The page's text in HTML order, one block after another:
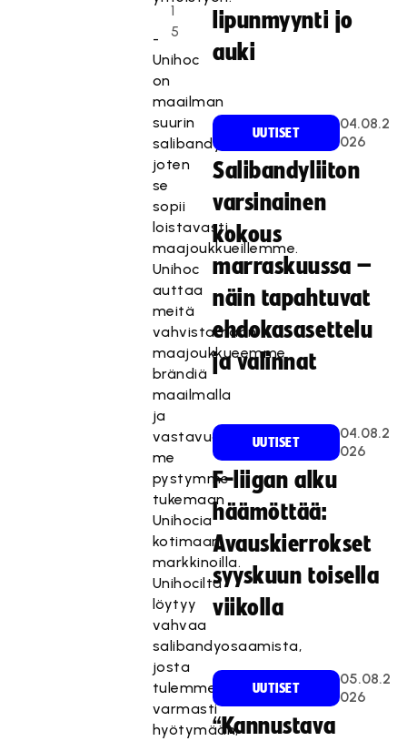
1
5
-
Unihoc
on
maailman
suurin
salibandymerkki,
joten
se
sopii
loistavasti
maajoukkueillemme.
Unihoc
auttaa
meitä
vahvistamaan
maajoukkueemme
brändiä
maailmalla
ja
vastavuoroisesti
me
pystymme
tukemaan
Unihocia
kotimaan
markkinoilla.
Unihocilta
löytyy
vahvaa
salibandyosaamista,
josta
tulemme
varmasti
hyötymään,
lipunmyynti jo
auki
UUTISET
04.08.2
026
Salibandyliiton
varsinainen
kokous
marraskuussa –
näin tapahtuvat
ehdokasasettelu
ja valinnat
UUTISET
04.08.2
026
F-liigan alku
häämöttää:
Avauskierrokset
syyskuun toisella
viikolla
UUTISET
05.08.2
026
“Kannustava